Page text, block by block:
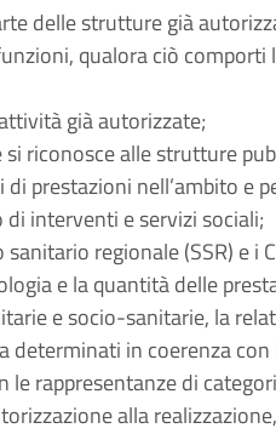
delle strutture già
qualora ciò comporti
già autorizzate;
riconosce alle strutture
prestazioni nell’ambito e
interventi e servizi sociali;
regionale (SSR) e i
e la quantità delle
e socio-sanitarie, la
determinati in coerenza
rappresentanze di
alla